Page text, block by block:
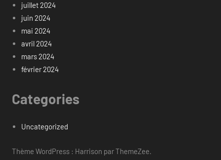
juillet 2024
juin 2024
mai 2024
avril 2024
mars 2024
février 2024
Categories
Uncategorized
Thème WordPress : Harrison par ThemeZee.